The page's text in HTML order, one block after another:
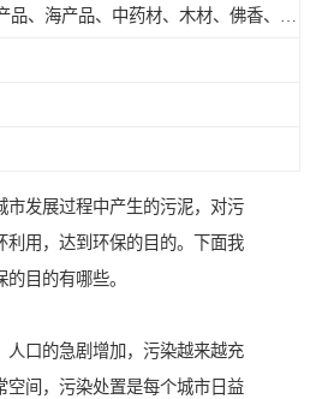
市发展过程中产生的污泥，对污
利用，达到环保的目的。下面我
目的有哪些。
人口的急剧增加，污染越来越充
空间，污染处置是每个城市日益